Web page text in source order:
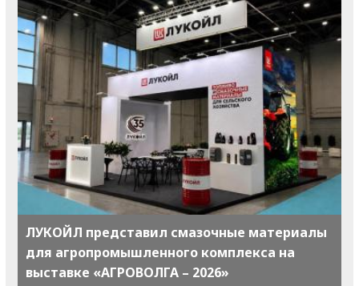
ЛУКОЙЛ представил смазочные материалы
для агропромышленного комплекса на
выставке «АГРОВОЛГА – 2026»